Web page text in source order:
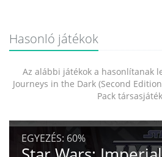
Hasonló játékok
Az alábbi játékok a hasonlítanak
Journeys in the Dark (Second
Pack
EGYEZÉS: 60%